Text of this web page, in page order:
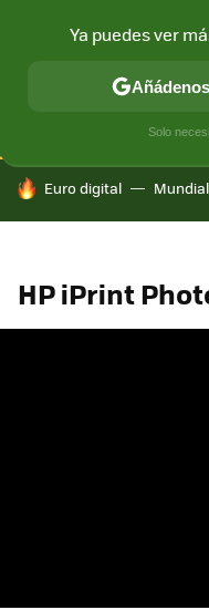
CONECTIVIDAD MÓVIL
HOY SE HABLA DE
Euro digital Mundial
HP iPrint
Ya puedes ver
Solo